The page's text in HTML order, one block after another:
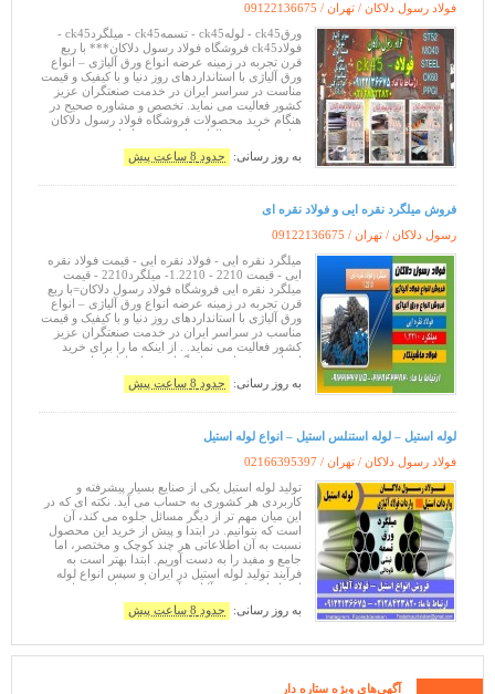
فولاد رسول دلاکان / تهران / 09122136675
ورقck45 - لولهck45 - تسمهck45 - میلگردck45 -
فولادck45 فروشگاه فولاد رسول دلاکان*** با ربع
قرن تجربه در زمینه عرضه انواع ورق آلیاژی – انواع
ورق آلیاژی با استانداردهای روز دنیا و با کیفیک و قیمت
مناست در سراسر ایران در خدمت صنعتگران عزیز
کشور فعالیت می نماید. تخصص و مشاوره صحیح در
هنگام خرید محصولات فروشگاه فولاد رسول دلاکان
توانسته است سالها رضایت مشتریانمان در صنعت
کشور عزیزمان ایران را به ار
به روز رسانی: حدود 8 ساعت پیش
فروش میلگرد نقره ایی و فولاد نقره ای
رسول دلاکان / تهران / 09122136675
میلگرد نقره ایی - فولاد نقره ایی - قیمت فولاد نقره
ایی - قیمت 2210 - 1.2210- میلگرد2210 - قیمت
میلگرد نقره ایی فروشگاه فولاد رسول دلاکان=با ربع
قرن تجربه در زمینه عرضه انواع ورق آلیاژی – انواع
ورق آلیاژی با استانداردهای روز دنیا و با کیفیک و قیمت
مناسب در سراسر ایران در خدمت صنعتگران عزیز
کشور فعالیت می نماید. . از اینکه ما را برای خرید
انتخاب می نمایید سپاسگزاریم. . ارتباط با ما:
۰۹۱۲۲۱۳۶۶۷۵-
به روز رسانی: حدود 8 ساعت پیش
لوله استیل – لوله استنلس استیل – انواع لوله استیل
فولاد رسول دلاکان / تهران / 02166395397
تولید لوله استیل یکی از صنایع بسیار پیشرفته و
کاربردی هر کشوری به حساب می آید. نکته ای که در
این میان مهم تر از دیگر مسائل جلوه می کند، آن
است که بتوانیم. در ابتدا و پیش از خرید این محصول
نسبت به آن اطلاعاتی هر چند کوچک و مختصر، اما
جامع و مفید را به دست آوریم. ابتدا بهتر است به
فرآیند تولید لوله استیل در ایران و سپس انواع لوله
اِستیل از نظر نوع آلیاژی آن بپردازیم. تا بهتر بتوانیم در
هنگام خرید
به روز رسانی: حدود 8 ساعت پیش
آگهی‌های ویژه ستاره دار